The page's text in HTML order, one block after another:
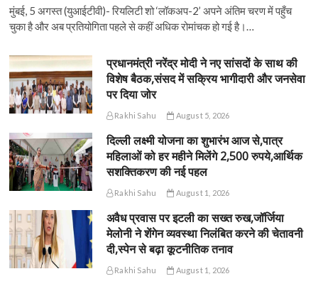
मुंबई, 5 अगस्त (युआईटीवी)- रियलिटी शो ‘लॉकअप-2’ अपने अंतिम चरण में पहुँच
चुका है और अब प्रतियोगिता पहले से कहीं अधिक रोमांचक हो गई है।…
प्रधानमंत्री नरेंद्र मोदी ने नए सांसदों के साथ की
विशेष बैठक,संसद में सक्रिय भागीदारी और जनसेवा
पर दिया जोर
Rakhi Sahu August 5, 2026
दिल्ली लक्ष्मी योजना का शुभारंभ आज से,पात्र
महिलाओं को हर महीने मिलेंगे 2,500 रुपये,आर्थिक
सशक्तिकरण की नई पहल
Rakhi Sahu August 1, 2026
अवैध प्रवास पर इटली का सख्त रुख,जॉर्जिया
मेलोनी ने शेंगेन व्यवस्था निलंबित करने की चेतावनी
दी,स्पेन से बढ़ा कूटनीतिक तनाव
Rakhi Sahu August 1, 2026